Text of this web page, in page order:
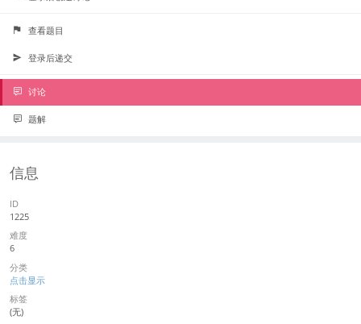
查看题目
登录后递交
讨论
题解
信息
ID
1225
难度
6
分类
点击显示
标签
(无)